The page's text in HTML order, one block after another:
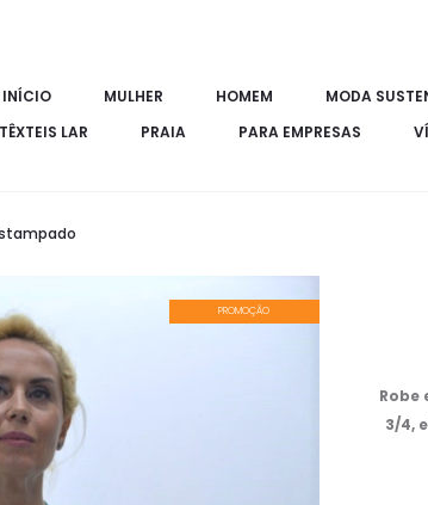
INÍCIO MULHER HOMEM MODA
TÊXTEIS LAR
PRAIA PARA EMPRESAS
PROMOÇÃO
3/4,